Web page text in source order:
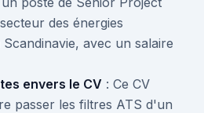
des énergies
avec un salaire
envers le CV : Ce CV
passer les filtres ATS d'un